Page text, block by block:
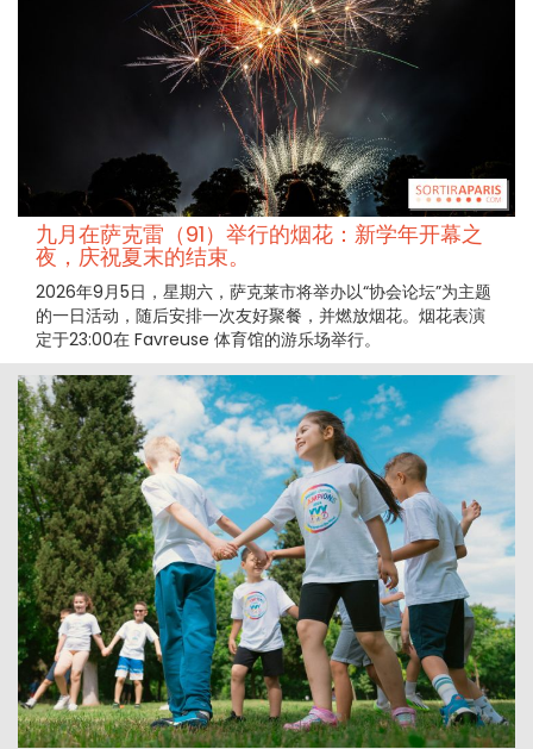
九月在萨克雷（91）举行的烟花：新学年开幕之
夜，庆祝夏末的结束。
2026年9月5日，星期六，萨克莱市将举办以“协会论坛”为主题
的一日活动，随后安排一次友好聚餐，并燃放烟花。烟花表演
定于23:00在 Favreuse 体育馆的游乐场举行。